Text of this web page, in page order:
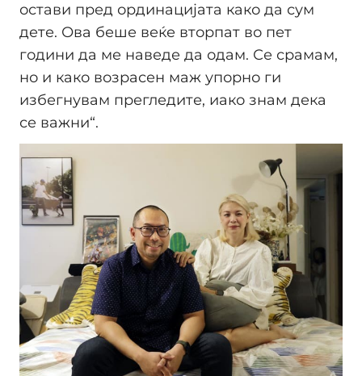
остави пред ординацијата како да сум
дете. Ова беше веќе вторпат во пет
години да ме наведе да одам. Се срамам,
но и како возрасен маж упорно ги
избегнувам прегледите, иако знам дека
се важни“.